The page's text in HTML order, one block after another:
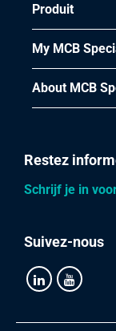
Produit
My MCB
About MCB
Restez
Schrijf je in
Suivez-nous